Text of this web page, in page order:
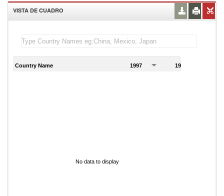
VISTA DE CUADRO
Country Name 1997 1998
No data to display